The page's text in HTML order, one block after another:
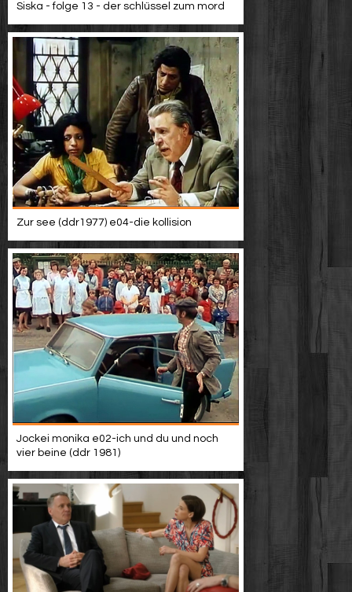
Siska - folge 13 - der schlüssel zum mord
Zur see (ddr1977) e04-die kollision
Jockei monika e02-ich und du und noch
vier beine (ddr 1981)